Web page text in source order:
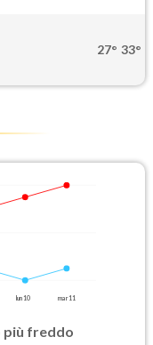
27° 33°
lun 10 mar 11
più freddo